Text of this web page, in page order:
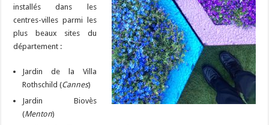
installés dans les
centres-villes parmi les
plus beaux sites du
département :
Jardin de la Villa
Rothschild (Cannes)
Jardin Biovès
(Menton)